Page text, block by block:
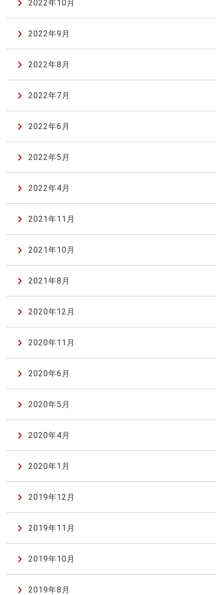
2022年10月
2022年9月
2022年8月
2022年7月
2022年6月
2022年5月
2022年4月
2021年11月
2021年10月
2021年8月
2020年12月
2020年11月
2020年6月
2020年5月
2020年4月
2020年1月
2019年12月
2019年11月
2019年10月
2019年8月